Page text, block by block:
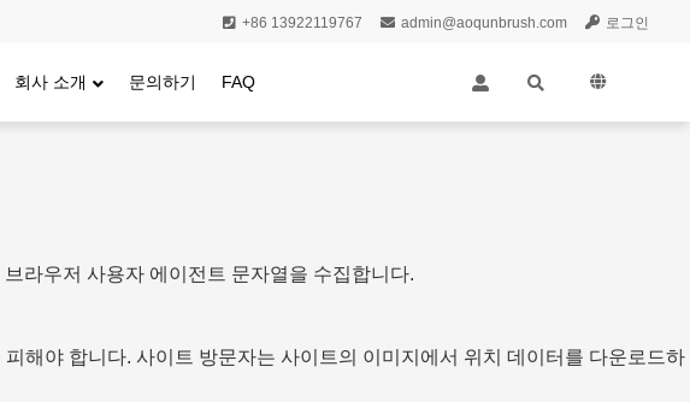
+86 13922119767 admin@aoqunbrush.com 로그인
회사 소개 문의하기 FAQ
라우저 사용자 에이전트 문자열을 수집합니다.
해야 합니다. 사이트 방문자는 사이트의 이미지에서 위치 데이터를 다운로드하